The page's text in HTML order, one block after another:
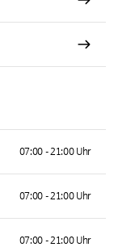
07:00 - 21:00 Uhr
07:00 - 21:00 Uhr
07:00 - 21:00 Uhr